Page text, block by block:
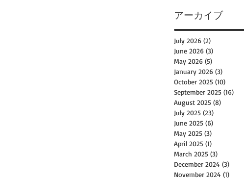
アーカイブ
July 2026 (2)
June 2026 (3)
May 2026 (5)
January 2026 (3)
October 2025 (10)
September 2025 (16)
August 2025 (8)
July 2025 (23)
June 2025 (6)
May 2025 (3)
April 2025 (1)
March 2025 (3)
December 2024 (3)
November 2024 (1)